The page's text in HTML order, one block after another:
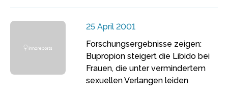
25 April 2001
Forschungsergebnisse zeigen:
Bupropion steigert die Libido bei
Frauen, die unter vermindertem
sexuellen Verlangen leiden